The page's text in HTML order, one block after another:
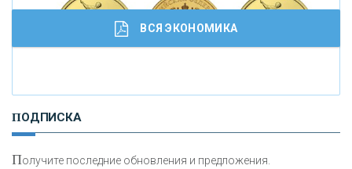
И
сохранения и увеличения капитала
ВСЯ ЭКОНОМИКА
ПОДПИСКА
Получите последние обновления и предложения.